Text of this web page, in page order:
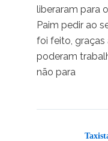
liberaram para
Paim pedir ao
foi feito, graças
poderam
não para